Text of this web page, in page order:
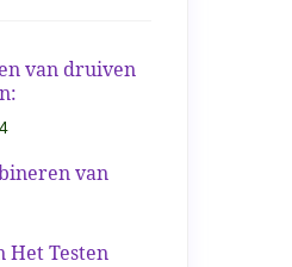
van druiven
van
Het Testen